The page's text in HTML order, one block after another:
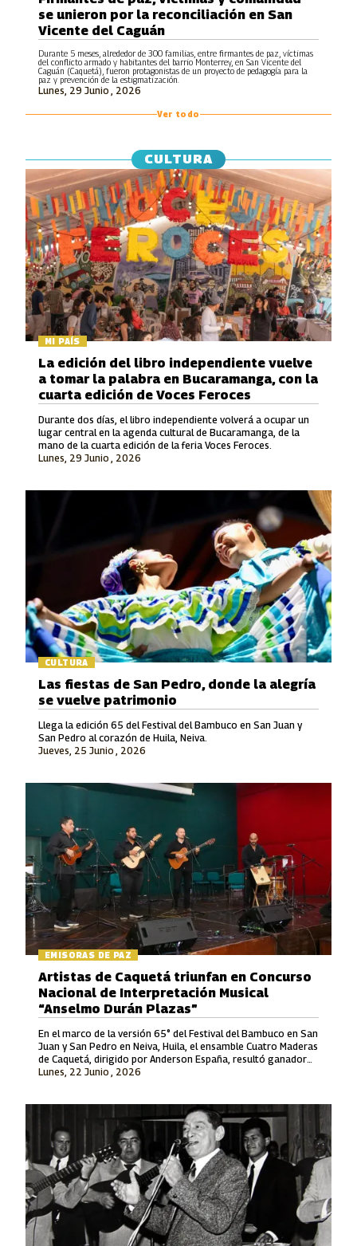
Lunes, 29 Junio , 2026
se unieron por la reconciliación en San
Vicente del Caguán
Durante 5 meses, alrededor de 300 familias, entre firmantes de paz, víctimas
del conflicto armado y habitantes del barrio Monterrey, en San Vicente del
Caguán (Caquetá), fueron protagonistas de un proyecto de pedagogía para la
paz y prevención de la estigmatización.
Ver todo
CULTURA
MI PAÍS
Durante dos días, el libro independiente volverá a ocupar un
lugar central en la agenda cultural de Bucaramanga, de la
mano de la cuarta edición de la feria Voces Feroces.
Lunes, 29 Junio , 2026
La edición del libro independiente vuelve
a tomar la palabra en Bucaramanga, con la
cuarta edición de Voces Feroces
CULTURA
Jueves, 25 Junio , 2026
Las fiestas de San Pedro, donde la alegría
se vuelve patrimonio
Llega la edición 65 del Festival del Bambuco en San Juan y
San Pedro al corazón de Huila, Neiva.
EMISORAS DE PAZ
Lunes, 22 Junio , 2026
Artistas de Caquetá triunfan en Concurso
Nacional de Interpretación Musical
“Anselmo Durán Plazas”
En el marco de la versión 65° del Festival del Bambuco en San
Juan y San Pedro en Neiva, Huila, el ensamble Cuatro Maderas
de Caquetá, dirigido por Anderson España, resultó ganador
en la Modalidad Vocal.